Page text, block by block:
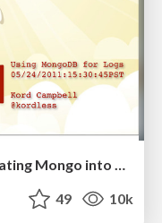
Visualizing Your Data: Incorporating Mongo into Loggly Infrastructure
49 10k